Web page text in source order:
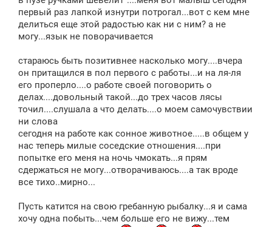
первый раз лапкой изнутри потрогал...вот с кем мне
делиться еще этой радостью как ни с ним? а не
могу...язык не поворачивается
стараюсь быть позитивнее насколько могу....вчера
он притащился в пол первого с работы...и на ля-ля
его проперло....о работе своей поговорить о
делах....довольный такой...до трех часов лясы
точил....слушала а что делать....о моем самочувствии
ни слова
сегодня на работе как сонное животное.....в общем у
нас теперь милые соседские отношения....при
попытке его меня на ночь чмокать...я прям
сдержаться не могу...отворачиваюсь....а так вроде
все тихо..мирно...
Пусть катится на свою гребанную рыбалку...я и сама
хочу одна побыть...чем больше его не вижу...тем